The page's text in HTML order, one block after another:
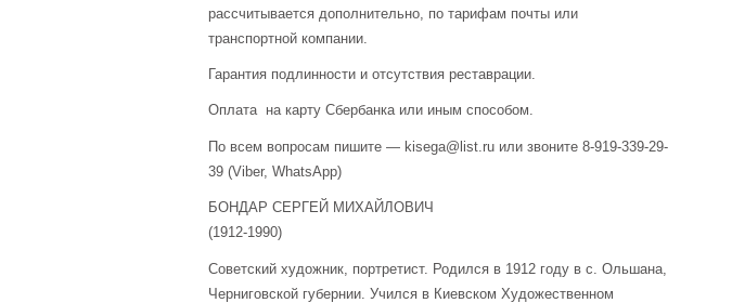
рассчитывается дополнительно, по тарифам почты или
транспортной компании.
Гарантия подлинности и отсутствия реставрации.
Оплата на карту Сбербанка или иным способом.
По всем вопросам пишите — kisega@list.ru или звоните 8-919-339-29-
39 (Viber, WhatsApp)
БОНДАР СЕРГЕЙ МИХАЙЛОВИЧ
(1912-1990)
Советский художник, портретист. Родился в 1912 году в с. Ольшана,
Черниговской губернии. Учился в Киевском Художественном